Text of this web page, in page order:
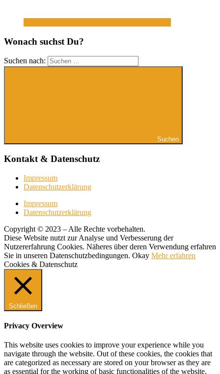
Wonach suchst Du?
Suchen nach:
Suchen
Kontakt & Datenschutz
Impressum
Datenschutzerklärung
Impressum
Datenschutzerklärung
Copyright © 2023 – Alle Rechte vorbehalten.
Diese Website nutzt zur Analyse und Verbesserung der
Nutzererfahrung Cookies. Näheres über deren Verwendung erfahren
Sie in unseren Datenschutzbedingungen. Okay Mehr erfahren
Cookies & Datenschutz
Schließen
Privacy Overview
This website uses cookies to improve your experience while you
navigate through the website. Out of these cookies, the cookies that
are categorized as necessary are stored on your browser as they are
as essential for the working of basic functionalities of the website.